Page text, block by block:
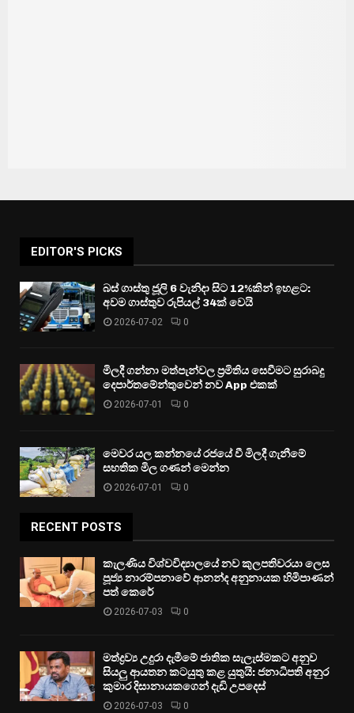
EDITOR'S PICKS
බස් ගාස්තු ජූලි 6 වැනිදා සිට 12%කින් ඉහළට:
අවම ගාස්තුව රුපියල් 34ක් වෙයි
2026-07-02 0
මිලදී ගන්නා මත්පැන්වල ප්‍රමිතිය සෙවීමට සුරාබදු
දෙපාර්තමේන්තුවෙන් නව App එකක්
2026-07-01 0
මෙවර යල කන්නයේ රජයේ වී මිලදී ගැනීමේ
සහතික මිල ගණන් මෙන්න
2026-07-01 0
RECENT POSTS
කැලණිය විශ්වවිද්‍යාලයේ නව කුලපතිවරයා ලෙස
පූජ්‍ය නාරම්පනාවේ ආනන්ද අනුනායක හිමිපාණන්
පත් කෙරේ
2026-07-03 0
මත්ද්‍රව්‍ය උදුරා දැමීමේ ජාතික සැලැස්මකට අනුව
සියලු ආයතන කටයුතු කළ යුතුයි: ජනාධිපති අනුර
කුමාර දිසානායකගෙන් දැඩි උපදෙස්
2026-07-03 0